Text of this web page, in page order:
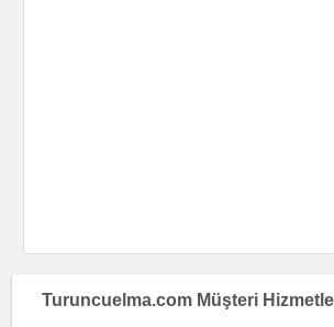
Turuncuelma.com Müşteri